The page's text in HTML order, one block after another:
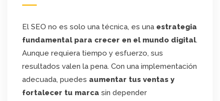
El SEO no es solo una técnica, es una estrategia
fundamental para crecer en el mundo digital.
Aunque requiera tiempo y esfuerzo, sus
resultados valen la pena. Con una implementación
adecuada, puedes aumentar tus ventas y
fortalecer tu marca sin depender